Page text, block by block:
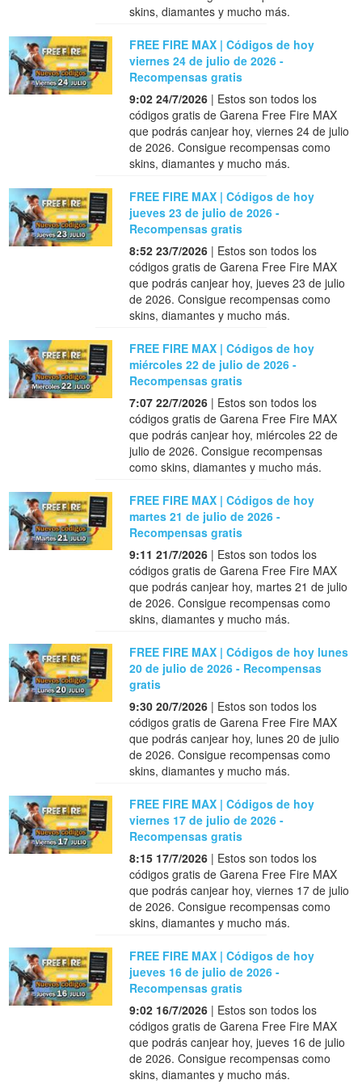
skins, diamantes y mucho más.
FREE FIRE MAX | Códigos de hoy
viernes 24 de julio de 2026 -
Recompensas gratis
9:02 24/7/2026 | Estos son todos los
códigos gratis de Garena Free Fire MAX
que podrás canjear hoy, viernes 24 de julio
de 2026. Consigue recompensas como
skins, diamantes y mucho más.
FREE FIRE MAX | Códigos de hoy
jueves 23 de julio de 2026 -
Recompensas gratis
8:52 23/7/2026 | Estos son todos los
códigos gratis de Garena Free Fire MAX
que podrás canjear hoy, jueves 23 de julio
de 2026. Consigue recompensas como
skins, diamantes y mucho más.
FREE FIRE MAX | Códigos de hoy
miércoles 22 de julio de 2026 -
Recompensas gratis
7:07 22/7/2026 | Estos son todos los
códigos gratis de Garena Free Fire MAX
que podrás canjear hoy, miércoles 22 de
julio de 2026. Consigue recompensas
como skins, diamantes y mucho más.
FREE FIRE MAX | Códigos de hoy
martes 21 de julio de 2026 -
Recompensas gratis
9:11 21/7/2026 | Estos son todos los
códigos gratis de Garena Free Fire MAX
que podrás canjear hoy, martes 21 de julio
de 2026. Consigue recompensas como
skins, diamantes y mucho más.
FREE FIRE MAX | Códigos de hoy lunes
20 de julio de 2026 - Recompensas
gratis
9:30 20/7/2026 | Estos son todos los
códigos gratis de Garena Free Fire MAX
que podrás canjear hoy, lunes 20 de julio
de 2026. Consigue recompensas como
skins, diamantes y mucho más.
FREE FIRE MAX | Códigos de hoy
viernes 17 de julio de 2026 -
Recompensas gratis
8:15 17/7/2026 | Estos son todos los
códigos gratis de Garena Free Fire MAX
que podrás canjear hoy, viernes 17 de julio
de 2026. Consigue recompensas como
skins, diamantes y mucho más.
FREE FIRE MAX | Códigos de hoy
jueves 16 de julio de 2026 -
Recompensas gratis
9:02 16/7/2026 | Estos son todos los
códigos gratis de Garena Free Fire MAX
que podrás canjear hoy, jueves 16 de julio
de 2026. Consigue recompensas como
skins, diamantes y mucho más.